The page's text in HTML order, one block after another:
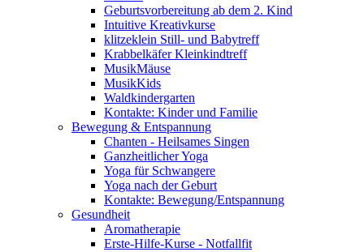
Geburtsvorbereitung ab dem 2. Kind
Intuitive Kreativkurse
klitzeklein Still- und Babytreff
Krabbelkäfer Kleinkindtreff
MusikMäuse
MusikKids
Waldkindergarten
Kontakte: Kinder und Familie
Bewegung & Entspannung
Chanten - Heilsames Singen
Ganzheitlicher Yoga
Yoga für Schwangere
Yoga nach der Geburt
Kontakte: Bewegung/Entspannung
Gesundheit
Aromatherapie
Erste-Hilfe-Kurse - Notfallfit